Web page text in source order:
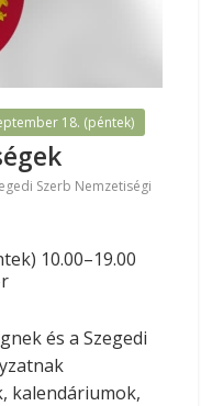
18. (péntek)
Szerb Nemzetiségi
10.00–19.00
és a Szegedi
kalendáriumok,